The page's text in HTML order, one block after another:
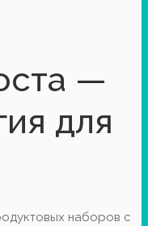
—
для
наборов с